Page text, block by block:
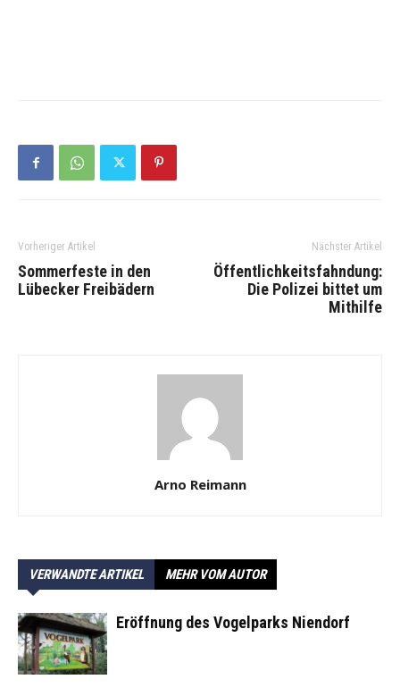
Vorheriger Artikel
Sommerfeste in den
Lübecker Freibädern
Nächster Artikel
Öffentlichkeitsfahndung:
Die Polizei bittet um
Mithilfe
Arno Reimann
VERWANDTE ARTIKEL MEHR VOM AUTOR
Eröffnung des Vogelparks Niendorf